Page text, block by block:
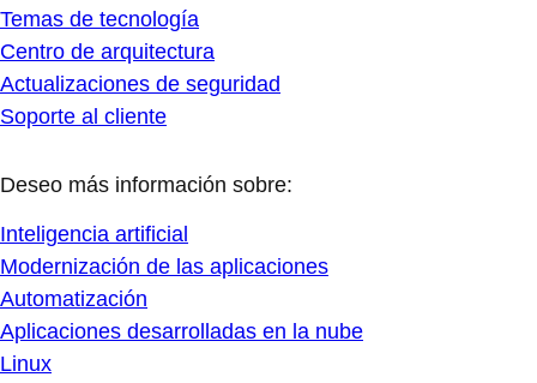
Temas de tecnología
Centro de arquitectura
Actualizaciones de seguridad
Soporte al cliente
Deseo más información sobre:
Inteligencia artificial
Modernización de las aplicaciones
Automatización
Aplicaciones desarrolladas en la nube
Linux